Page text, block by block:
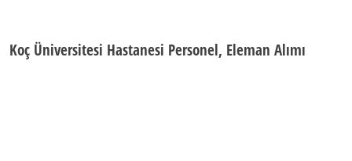
Koç Üniversitesi Hastanesi Personel, Eleman Alımı